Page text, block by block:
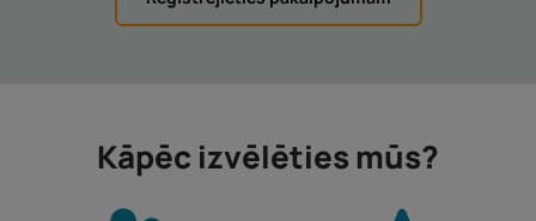
Kāpēc izvēlēties mūs?